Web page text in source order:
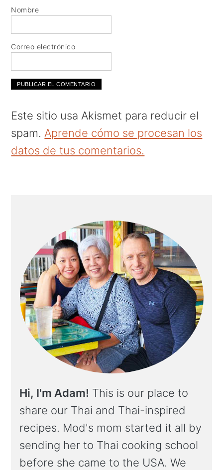
Nombre
Correo electrónico
Este sitio usa Akismet para reducir el
spam.Aprende cómo se procesan los
datos de tus comentarios.
Hi, I'm Adam! This is our place to
share our Thai and Thai-inspired
recipes. Mod's mom started it all by
sending her to Thai cooking school
before she came to the USA. We